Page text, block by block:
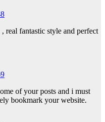
real fantastic style and perfect
of your posts and i must
bookmark your website.